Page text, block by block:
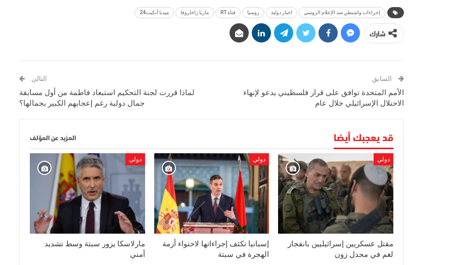
إجراءات واشنطن ضد الإعلام الروسي اخبار دولية روسيا قناة RT ماريا زاخاروفا ميديا أنكيت24
شارك
السابق
الأمم المتحدة توافق على قرار فلسطيني يدعو لإنهاء
الاحتلال الإسرائيلي خلال عام
التالي
لماذا قررت لجنة التحكيم استبعاد فاطمة من أول مسابقة
جمال دولية رغم إعجابهم الكبير بجمالها؟
قد يعجبك أيضا المزيد عن المؤلف
دولي
مقتل عسكريين إسرائيليين بانفجار
لغم في مجدل زون
دولي
إسبانيا تكثف إجراءاتها لاحتواء أزمة
الهجرة في سبتة
دولي
مارلاسكا يزور سبتة وسط تشديد
أمني